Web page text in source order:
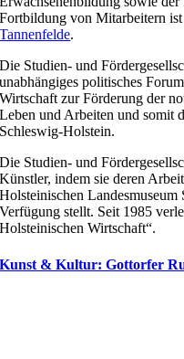
Fortbildung von Mitarbeitern
Tannenfelde.
Die Studien- und
unabhängiges politisches
Wirtschaft zur Förderung der
Leben und Arbeiten und somit
Schleswig-Holstein.
Die Studien- und
Künstler, indem sie deren
Holsteinischen
Verfügung stellt. Seit 1985
Holsteinischen Wirtschaft“.
Kunst & Kultur: Gottorfer